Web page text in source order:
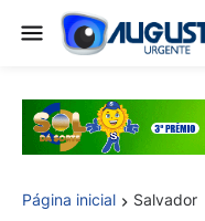
Página inicial Salvador